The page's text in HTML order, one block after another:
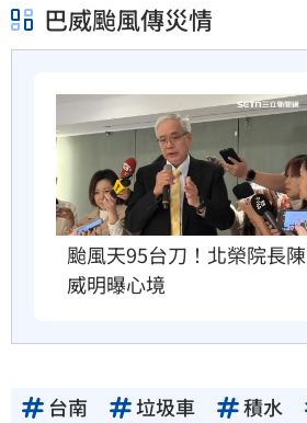
巴威颱風傳災情
颱風天95台刀！北榮院長陳
威明曝心境
台南 垃圾車 積水